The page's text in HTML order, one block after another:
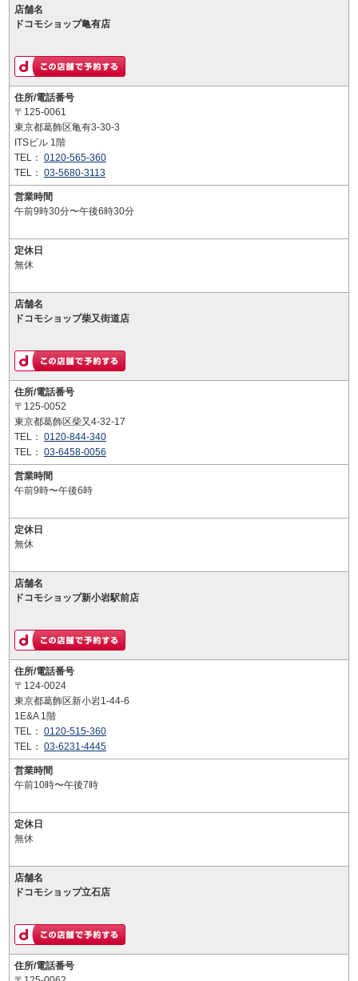
店舗名
ドコモショップ亀有店
住所/電話番号
〒125-0061
東京都葛飾区亀有3-30-3
ITSビル 1階
TEL： 0120-565-360
TEL： 03-5680-3113
営業時間
午前9時30分〜午後6時30分
定休日
無休
店舗名
ドコモショップ柴又街道店
住所/電話番号
〒125-0052
東京都葛飾区柴又4-32-17
TEL： 0120-844-340
TEL： 03-6458-0056
営業時間
午前9時〜午後6時
定休日
無休
店舗名
ドコモショップ新小岩駅前店
住所/電話番号
〒124-0024
東京都葛飾区新小岩1-44-6
1E&A 1階
TEL： 0120-515-360
TEL： 03-6231-4445
営業時間
午前10時〜午後7時
定休日
無休
店舗名
ドコモショップ立石店
住所/電話番号